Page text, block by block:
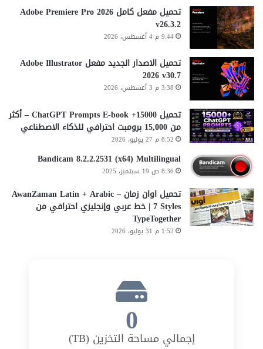
تحميل مفعل كامل Adobe Premiere Pro 2026
v26.3.2
9:44 م 4 أغسطس، 2026
تحميل الاصدار الجديد مفعل Adobe Illustrator
2026 v30.7
3:38 م 3 أغسطس، 2026
تحميل 15000+ ChatGPT Prompts E-book – أكثر
من 15,000 برومبت احترافي للذكاء الاصطناعي
8:52 م 27 يوليو، 2026
Bandicam 8.2.2.2531 (x64) Multilingual
8:36 ص 19 سبتمبر، 2025
تحميل اوان زمان AwanZaman Latin + Arabic –
7 Styles | خط عربي وإنجليزي احترافي من
TypeTogether
1:52 م 31 يوليو، 2026
0
إجمالي مساحة التخزين (TB)